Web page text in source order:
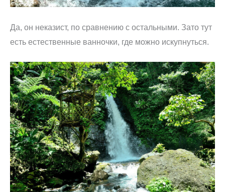
Да, он неказист, по сравнению с остальными. Зато тут
есть естественные ванночки, где можно искупнуться.